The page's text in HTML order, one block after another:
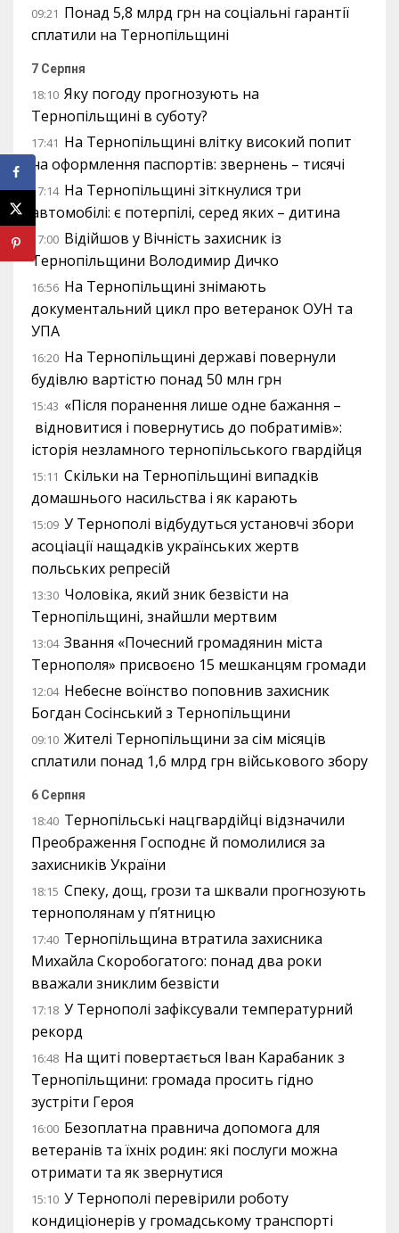
09:21 Понад 5,8 млрд грн на соціальні гарантії
сплатили на Тернопільщині
7 Серпня
18:10 Яку погоду прогнозують на
Тернопільщині в суботу?
17:41 На Тернопільщині влітку високий попит
на оформлення паспортів: звернень – тисячі
17:14 На Тернопільщині зіткнулися три
автомобілі: є потерпілі, серед яких – дитина
17:00 Відійшов у Вічність захисник із
Тернопільщини Володимир Дичко
16:56 На Тернопільщині знімають
документальний цикл про ветеранок ОУН та
УПА
16:20 На Тернопільщині державі повернули
будівлю вартістю понад 50 млн грн
15:43 «Після поранення лише одне бажання –
відновитися і повернутись до побратимів»:
історія незламного тернопільського гвардійця
15:11 Скільки на Тернопільщині випадків
домашнього насильства і як карають
15:09 У Тернополі відбудуться установчі збори
асоціації нащадків українських жертв
польських репресій
13:30 Чоловіка, який зник безвісти на
Тернопільщині, знайшли мертвим
13:04 Звання «Почесний громадянин міста
Тернополя» присвоєно 15 мешканцям громади
12:04 Небесне воїнство поповнив захисник
Богдан Сосінський з Тернопільщини
09:10 Жителі Тернопільщини за сім місяців
сплатили понад 1,6 млрд грн військового збору
6 Серпня
18:40 Тернопільські нацгвардійці відзначили
Преображення Господнє й помолилися за
захисників України
18:15 Спеку, дощ, грози та шквали прогнозують
тернополянам у п’ятницю
17:40 Тернопільщина втратила захисника
Михайла Скоробогатого: понад два роки
вважали зниклим безвісти
17:18 У Тернополі зафіксували температурний
рекорд
16:48 На щиті повертається Іван Карабаник з
Тернопільщини: громада просить гідно
зустріти Героя
16:00 Безоплатна правнича допомога для
ветеранів та їхніх родин: які послуги можна
отримати та як звернутися
15:10 У Тернополі перевірили роботу
кондиціонерів у громадському транспорті